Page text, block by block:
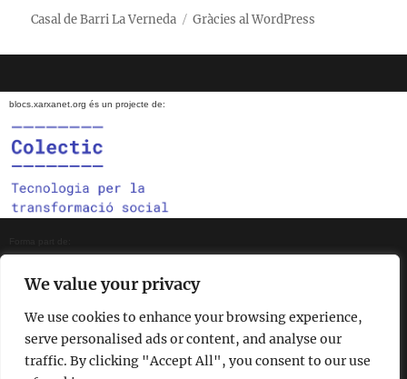
We value your privacy
We use cookies to enhance your browsing experience,
serve personalised ads or content, and analyse our
traffic. By clicking "Accept All", you consent to our use
Casal de Barri La Verneda Gràcies al WordPress
blocs.xarxanet.org és un projecte de:
En col·laboració amb: